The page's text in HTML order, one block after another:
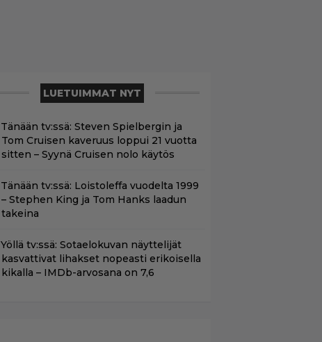
LUETUIMMAT NYT
Tänään tv:ssä: Steven Spielbergin ja
Tom Cruisen kaveruus loppui 21 vuotta
sitten – Syynä Cruisen nolo käytös
Tänään tv:ssä: Loistoleffa vuodelta 1999
– Stephen King ja Tom Hanks laadun
takeina
Yöllä tv:ssä: Sotaelokuvan näyttelijät
kasvattivat lihakset nopeasti erikoisella
kikalla – IMDb-arvosana on 7,6